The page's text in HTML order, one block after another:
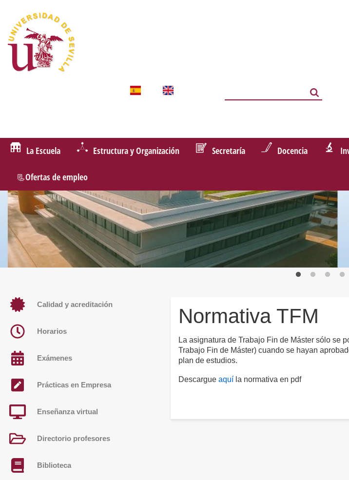
La Escuela Estructura y Organización Secretaría Docencia
📃Ofertas de empleo
Normativa TFM
La asignatura de Trabajo Fin de Máster sólo se
Trabajo Fin de Máster) cuando se hayan
plan de estudios.
Descargue aquíla normativa en pdf
Calidad y acreditación
Horarios
Exámenes
Prácticas en Empresa
Enseñanza virtual
Directorio profesores
Biblioteca